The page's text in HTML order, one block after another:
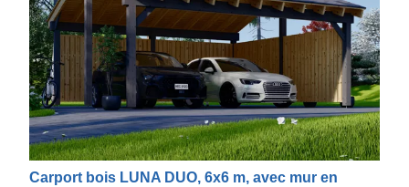
Carport bois LUNA DUO, 6x6 m, avec mur en